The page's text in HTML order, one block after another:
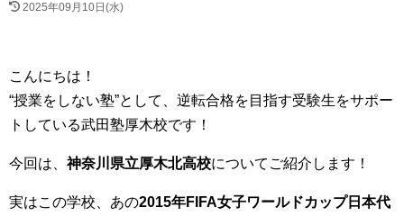
2025年09月10日(水)
こんにちは！
“授業をしない塾”として、逆転合格を目指す受験生をサポー
トしている武田塾厚木校です！
今回は、神奈川県立厚木北高校についてご紹介します！
実はこの学校、あの2015年FIFA女子ワールドカップ日本代